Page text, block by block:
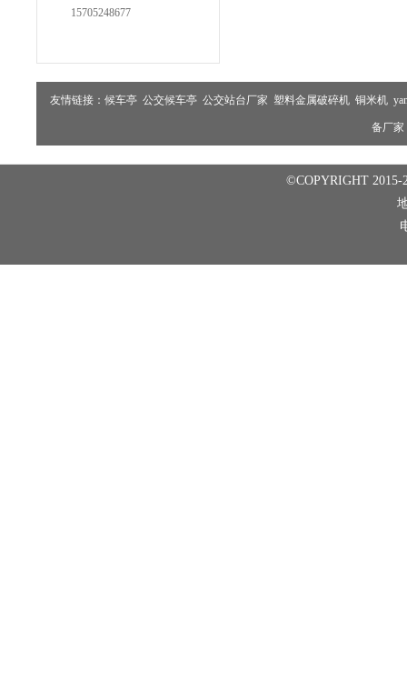
15705248677
友情链接： 候车亭 公交候车亭 公交站台厂家 塑料金属破碎机 铜米机
备厂家
©COPYRIGHT 2015-